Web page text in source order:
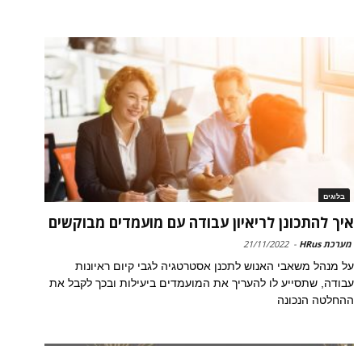
בלוגים
איך להתכונן לריאיון עבודה עם מועמדים מבוקשים
מערכת HRus -
21/11/2022
על מנהל משאבי האנוש לתכנן אסטרטגיה לגבי קיום ראיונות
עבודה, שתסייע לו להעריך את המועמדים ביעילות ובכך לקבל את
ההחלטה הנכונה